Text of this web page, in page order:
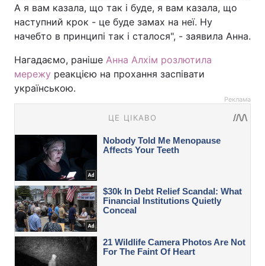
А я вам казала, що так і буде, я вам казала, що
наступний крок - це буде замах на неї. Ну
начебто в принципі так і сталося", - заявила Анна.
Нагадаємо, раніше Анна Алхім розлютила
мережу реакцією на прохання заспівати
українською.
Реклама